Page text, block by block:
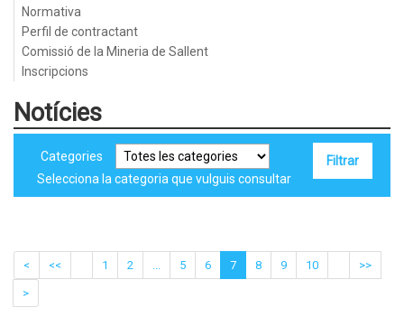
Normativa
Perfil de contractant
Comissió de la Mineria de Sallent
Inscripcions
Notícies
Categories
Selecciona la categoria que vulguis consultar
< << 1 2 ... 5 6 7 8 9 10 >>
>